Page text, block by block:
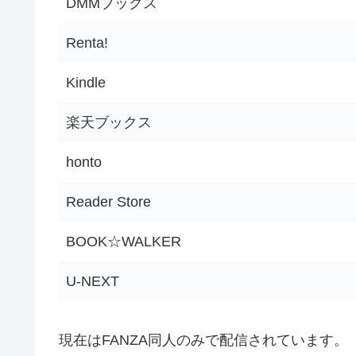
DMMブックス
Renta!
Kindle
楽天ブックス
honto
Reader Store
BOOK☆WALKER
U-NEXT
現在はFANZA同人のみで配信されています。